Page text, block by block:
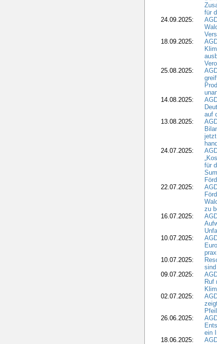
für
24.09.2025:
18.09.2025:
25.08.2025:
14.08.2025:
auf
13.08.2025:
24.07.2025:
für
22.07.2025:
zu
16.07.2025:
10.07.2025:
10.07.2025:
09.07.2025:
Ruf
02.07.2025:
26.06.2025:
ein
18.06.2025: